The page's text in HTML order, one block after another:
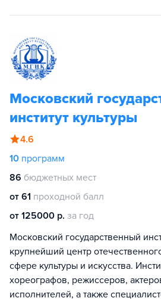
Московский
институт культуры
4.6
10 программ
86 бюджетных мест
от 61 проходной балл
от 125000 р. за год
Московский государственный
крупнейший центр
сфере культуры и искусства.
хореографов, режиссеров,
исполнителей, а также